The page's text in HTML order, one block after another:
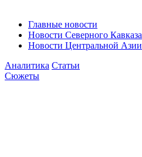
Главные новости
Новости Северного Кавказа
Новости Центральной Азии
Аналитика Статьи
Сюжеты